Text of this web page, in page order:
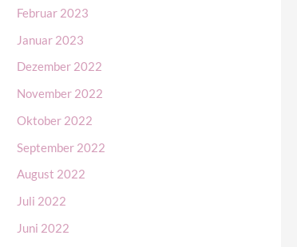
Februar 2023
Januar 2023
Dezember 2022
November 2022
Oktober 2022
September 2022
August 2022
Juli 2022
Juni 2022